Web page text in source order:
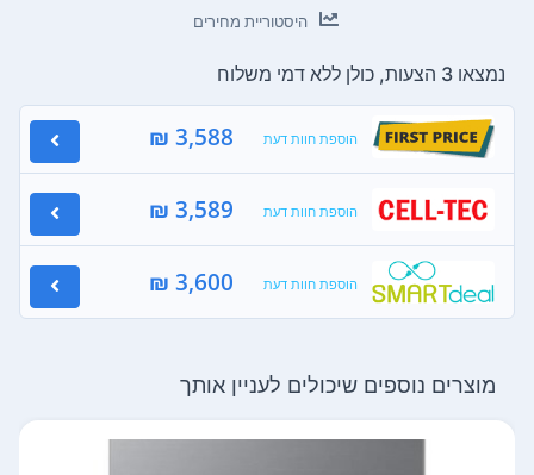
היסטוריית מחירים
נמצאו 3 הצעות, כולן ללא דמי משלוח
הוספת חוות דעת 3,588 ₪
הוספת חוות דעת 3,589 ₪
הוספת חוות דעת 3,600 ₪
מוצרים נוספים שיכולים לעניין אותך